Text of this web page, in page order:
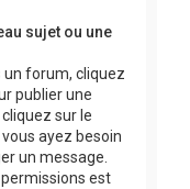
sujet ou une
un forum, cliquez
publier une
sur le
ayez besoin
un message.
est